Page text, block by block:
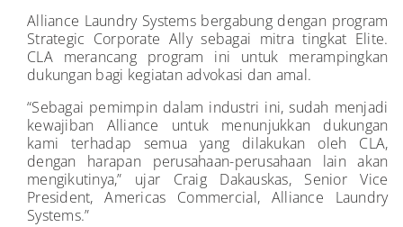
Alliance Laundry Systems bergabung dengan program
Strategic Corporate Ally sebagai mitra tingkat Elite.
CLA merancang program ini untuk merampingkan
dukungan bagi kegiatan advokasi dan amal.
“Sebagai pemimpin dalam industri ini, sudah menjadi
kewajiban Alliance untuk menunjukkan dukungan
kami terhadap semua yang dilakukan oleh CLA,
dengan harapan perusahaan-perusahaan lain akan
mengikutinya,” ujar Craig Dakauskas, Senior Vice
President, Americas Commercial, Alliance Laundry
Systems.”